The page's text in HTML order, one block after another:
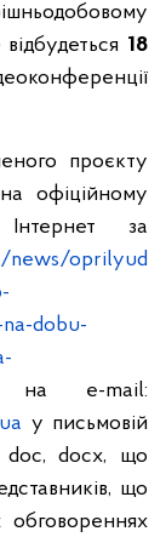
18
проєкту
офіційному
за
news/oprilyud
dobu-
на е-mail:
у письмовій
doс, docx, що
що
обговореннях